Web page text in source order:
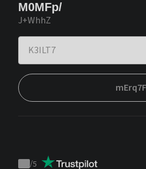
M0MFp/
J+WhhZ
mErq7F
/5